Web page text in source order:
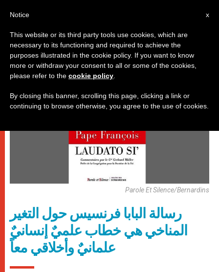
باباوات
Parole Et Silence/Bernardins
رسالة البابا فرنسيس حول التغير
المناخي هي خطاب علميٌ إنسانيٌ
علمانيٌ وأخلاقي معاً
x
Notice
This website or its third party tools use cookies, which are
necessary to its functioning and required to achieve the
purposes illustrated in the cookie policy. If you want to know
more or withdraw your consent to all or some of the cookies,
please refer to the cookie policy
By closing this banner, scrolling this page, clicking a link or
continuing to browse otherwise, you agree to the use of cookies.